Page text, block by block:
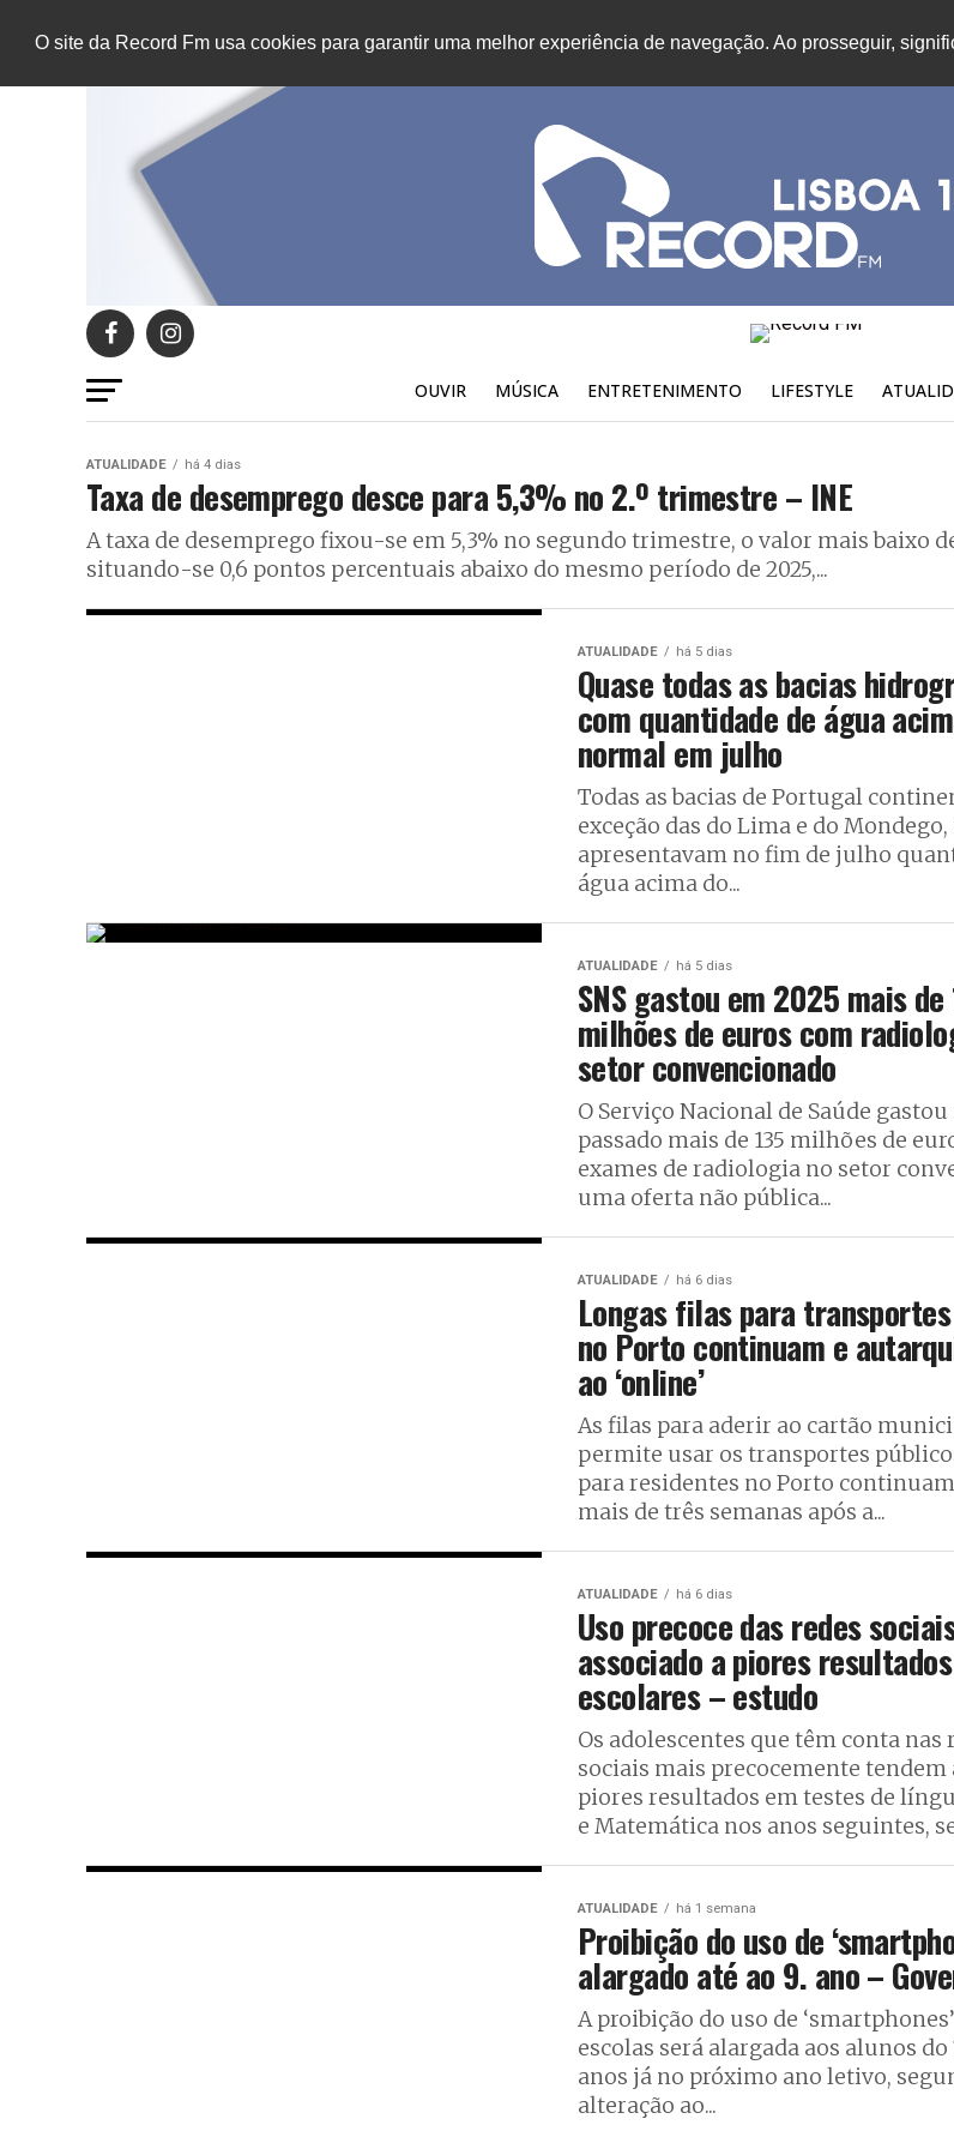
O site da Record Fm usa cookies para garantir uma melhor experiência de navegação. Ao prosseguir,
OUVIR MÚSICA ENTRETENIMENTO LIFESTYLE
ATUALIDADE há 4 dias
Taxa de desemprego desce para 5,3% no 2.º trimestre – INE
A taxa de desemprego fixou-se em 5,3% no segundo trimestre, o valor mais baixo
situando-se 0,6 pontos percentuais abaixo do mesmo período de 2025,...
ATUALIDADE há 5 dias
Quase todas as bacias
com quantidade de água
normal em julho
Todas as bacias de Portugal
exceção das do Lima e do
apresentavam no fim de julho
água acima do...
ATUALIDADE há 5 dias
SNS gastou em 2025 mais de
milhões de euros com
setor convencionado
O Serviço Nacional de Saúde
passado mais de 135 milhões de
exames de radiologia no setor
uma oferta não pública...
ATUALIDADE há 6 dias
Longas filas para
no Porto continuam e
ao ‘online’
As filas para aderir ao cartão
permite usar os transportes
para residentes no Porto
mais de três semanas após a...
ATUALIDADE há 6 dias
Uso precoce das redes
associado a piores resultados
escolares – estudo
Os adolescentes que têm conta nas
sociais mais precocemente tendem
piores resultados em testes de
e Matemática nos anos seguintes,
ATUALIDADE há 1 semana
Proibição do uso de
alargado até ao 9. ano –
A proibição do uso de
escolas será alargada aos alunos do
anos já no próximo ano letivo,
alteração ao...